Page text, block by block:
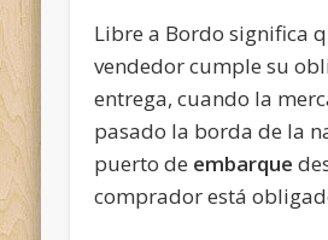
Libre a Bordo significa
vendedor cumple su
entrega, cuando la
pasado la borda de la
puerto de embarque
comprador está